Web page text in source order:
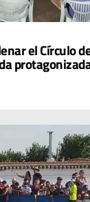
el Círculo